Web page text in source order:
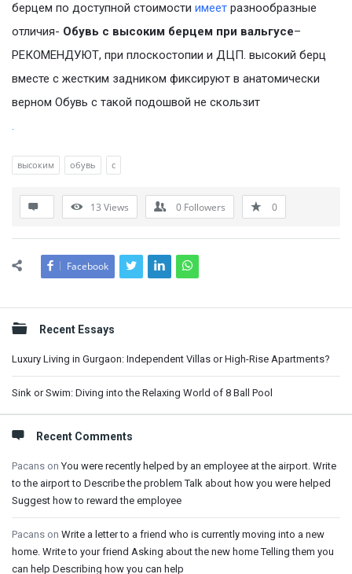
берцем по доступной стоимости имеет разнообразные
отличия- Обувь с высоким берцем при вальгусе–
РЕКОМЕНДУЮТ, при плоскостопии и ДЦП. высокий берц
вместе с жестким задником фиксируют в анатомически
верном Обувь с такой подошвой не скользит
.
высоким обувь с
13 Views 0 Followers 0
Facebook
Sidebar
Recent Essays
Luxury Living in Gurgaon: Independent Villas or High-Rise Apartments?
Sink or Swim: Diving into the Relaxing World of 8 Ball Pool
Recent Comments
Pacans onYou were recently helped by an employee at the airport. Write
to the airport to Describe the problem Talk about how you were helped
Suggest how to reward the employee
Pacans on Write a letter to a friend who is currently moving into a new
home. Write to your friend Asking about the new home Telling them you
can help Describing how you can help